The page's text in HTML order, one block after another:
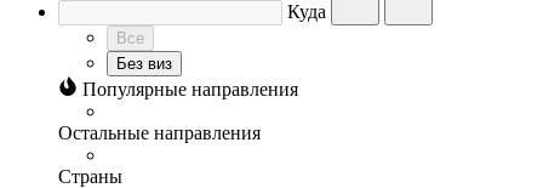
Куда
Все
Без виз
Популярные направления
Остальные направления
Страны